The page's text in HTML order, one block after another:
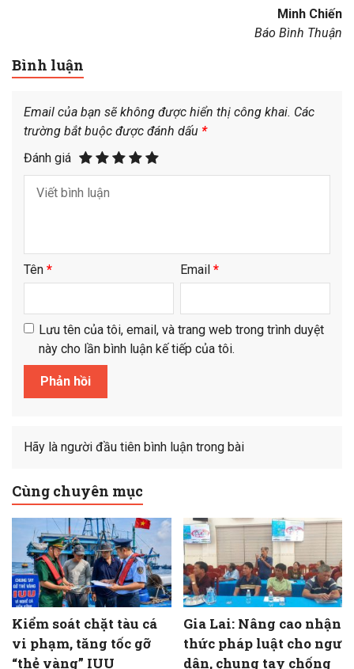
Minh Chiến
Báo Bình Thuận
Bình luận
Email của bạn sẽ không được hiển thị công khai. Các
trường bắt buộc được đánh dấu *
Đánh giá
Tên * Email *
Lưu tên của tôi, email, và trang web trong trình duyệt
này cho lần bình luận kế tiếp của tôi.
Hãy là người đầu tiên bình luận trong bài
Cùng chuyên mục
Kiểm soát chặt tàu cá
vi phạm, tăng tốc gỡ
“thẻ vàng” IUU
Gia Lai: Nâng cao nhận
thức pháp luật cho ngư
dân, chung tay chống